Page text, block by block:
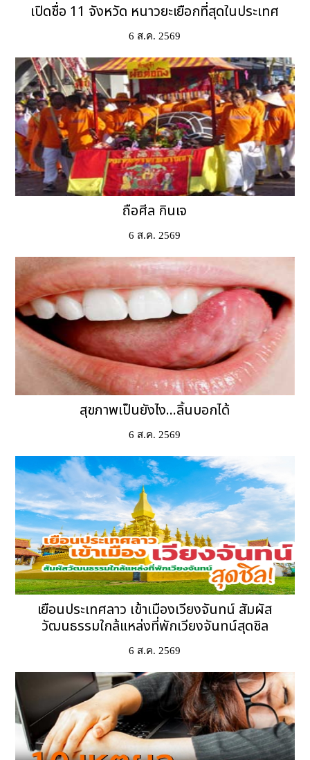
เปิดชื่อ 11 จังหวัด หนาวยะเยือกที่สุดในประเทศ
6 ส.ค. 2569
ถือศีล กินเจ
6 ส.ค. 2569
สุขภาพเป็นยังไง...ลิ้นบอกได้
6 ส.ค. 2569
เยือนประเทศลาว เข้าเมืองเวียงจันทน์ สัมผัส
วัฒนธรรมใกล้แหล่งที่พักเวียงจันทน์สุดชิล
6 ส.ค. 2569